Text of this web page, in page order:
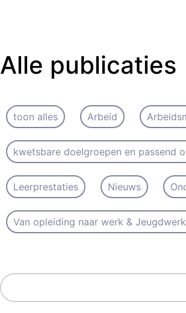
Alle publicaties
toon alles Arbeid
kwetsbare doelgroepen en passend
Leerprestaties Nieuws
Van opleiding naar werk &